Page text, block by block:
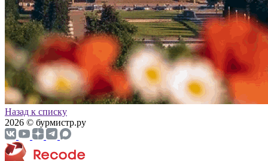
Назад к списку
2026 © бурмистр.ру